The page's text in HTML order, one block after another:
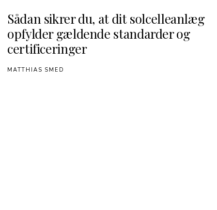
Sådan sikrer du, at dit solcelleanlæg
opfylder gældende standarder og
certificeringer
MATTHIAS SMED